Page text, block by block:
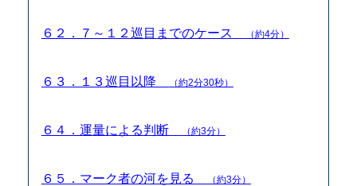
６２．７～１２巡目までのケース （約4分）
６３．１３巡目以降 （約2分30秒）
６４．運量による判断 （約3分）
６５．マーク者の河を見る （約3分）